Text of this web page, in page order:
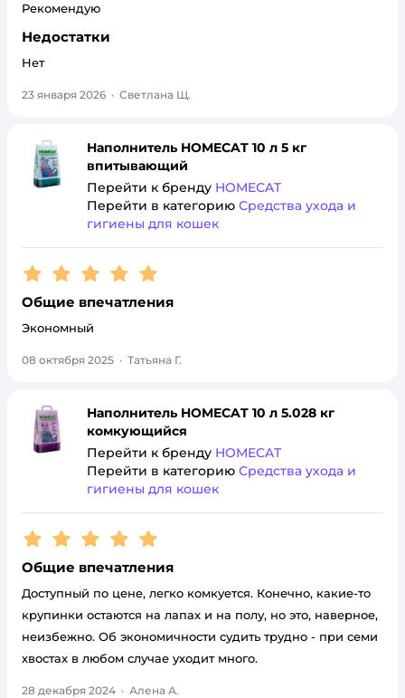
Рекомендую
Недостатки
Нет
23 января 2026 · Светлана Щ.
Наполнитель HOMECAT 10 л 5 кг
впитывающий
Перейти к бренду HOMECAT
Перейти в категорию Средства ухода и
гигиены для кошек
Рейтинг:5
Общие впечатления
Экономный
08 октября 2025 · Татьяна Г.
Наполнитель HOMECAT 10 л 5.028 кг
комкующийся
Перейти к бренду HOMECAT
Перейти в категорию Средства ухода и
гигиены для кошек
Рейтинг:5
Общие впечатления
Доступный по цене, легко комкуется. Конечно, какие-то
крупинки остаются на лапах и на полу, но это, наверное,
неизбежно. Об экономичности судить трудно - при семи
хвостах в любом случае уходит много.
28 декабря 2024 · Алена А.